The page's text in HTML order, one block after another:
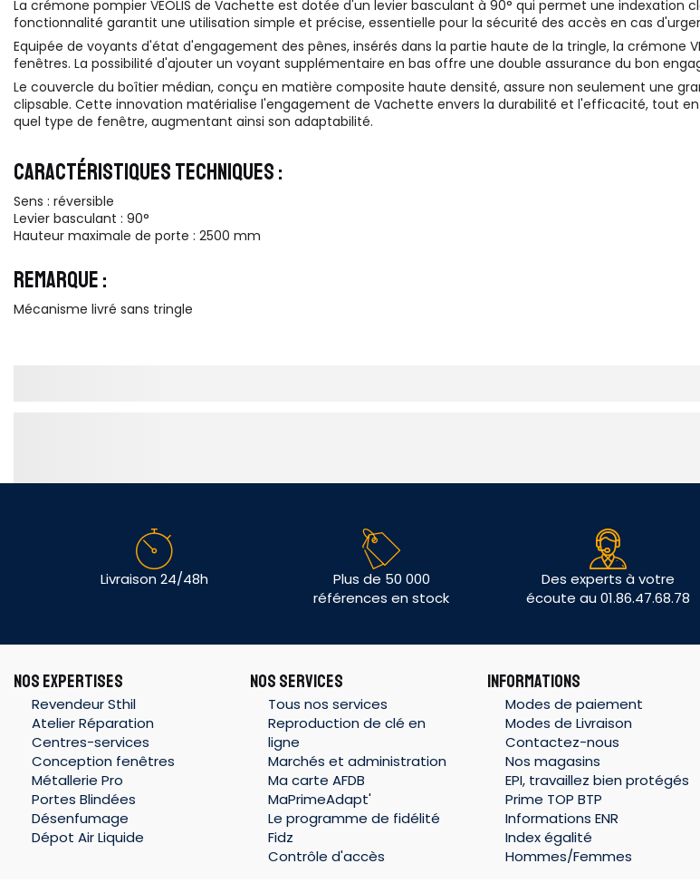
La crémone pompier VEOLIS de Vachette est dotée d'un levier basculant à 90° qui permet une
fonctionnalité garantit une utilisation simple et précise, essentielle pour la sécurité des accès en cas
Equipée de voyants d'état d'engagement des pênes, insérés dans la partie haute de la tringle, la crémone
fenêtres. La possibilité d'ajouter un voyant supplémentaire en bas offre une double assurance du bon
Le couvercle du boîtier médian, conçu en matière composite haute densité, assure non seulement une
clipsable. Cette innovation matérialise l'engagement de Vachette envers la durabilité et l'efficacité, tout
quel type de fenêtre, augmentant ainsi son adaptabilité.
CARACTÉRISTIQUES TECHNIQUES :
Sens : réversible
Levier basculant : 90°
Hauteur maximale de porte : 2500 mm
REMARQUE :
Mécanisme livré sans tringle
Livraison 24/48h
Plus de 50 000
références en stock
Des experts à votre
écoute au 01.86.47.68.78
NOS EXPERTISES
Revendeur Sthil
Atelier Réparation
Centres-services
Conception fenêtres
Métallerie Pro
Portes Blindées
Désenfumage
Dépot Air Liquide
NOS SERVICES
Tous nos services
Reproduction de clé en
ligne
Marchés et administration
Ma carte AFDB
MaPrimeAdapt'
Le programme de fidélité
Fidz
Contrôle d'accès
INFORMATIONS
Modes de paiement
Modes de Livraison
Contactez-nous
Nos magasins
EPI, travaillez bien protégés
Prime TOP BTP
Informations ENR
Index égalité
Hommes/Femmes